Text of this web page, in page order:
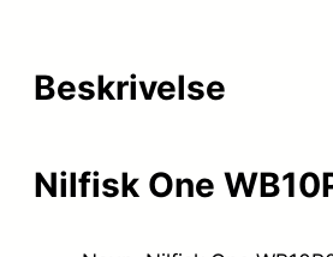
Beskrivelse
Nilfisk One